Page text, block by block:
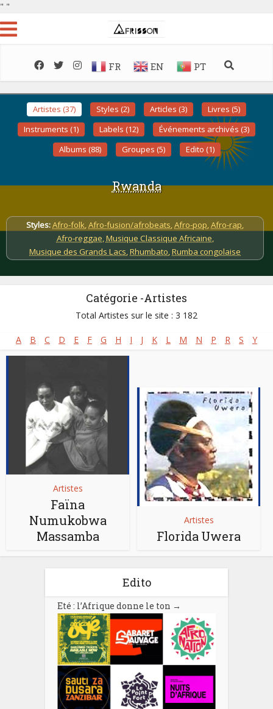
" "
FR EN PT
Artistes (37) Styles (2) Articles (3)
Livres (5)
Instruments (1)
Labels (12)
Événements archivés (3)
Albums (88)
Groupes (5) Edito (1)
Rwanda
Styles:Afro-folk,Afro-fusion/afrobeats,Afro-pop,Afro-rap,
Afro-reggae,Musique Classique Africaine,
Musique des Grands Lacs,Rhumbato,Rumba congolaise
Catégorie -Artistes
Total Artistes sur le site : 3 182
A B C D E F G H I J K L M N P R S Y
Artistes
Faïna
Numukobwa
Massamba
Artistes
Florida Uwera
Edito
Eté : l’Afrique donne le ton →